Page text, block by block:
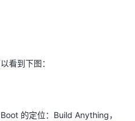
看到下图：
的定位：Build Anything，